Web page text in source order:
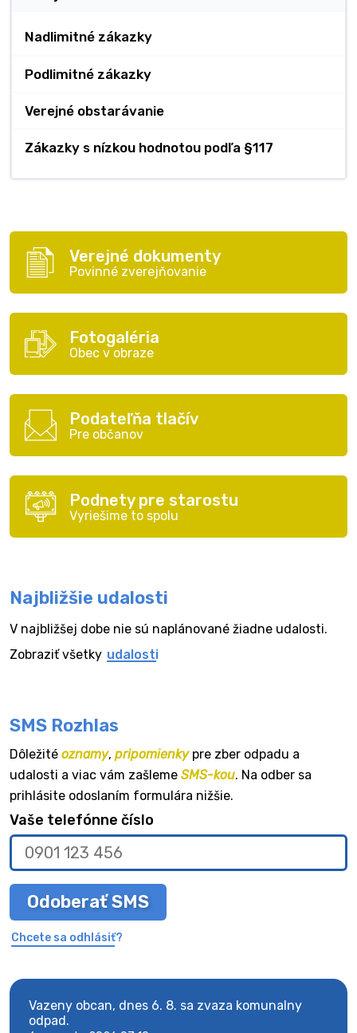
Nadlimitné zákazky
Podlimitné zákazky
Verejné obstarávanie
Zákazky s nízkou hodnotou podľa §117
Verejné dokumenty
Povinné zverejňovanie
Fotogaléria
Obec v obraze
Podateľňa tlačív
Pre občanov
Podnety pre starostu
Vyriešime to spolu
Najbližšie udalosti
V najbližšej dobe nie sú naplánované žiadne udalosti.
Zobraziť všetky udalosti
SMS Rozhlas
Dôležité oznamy, pripomienkypre zber odpadu a
udalosti a viac vám zašleme SMS-kou. Na odber sa
prihlásite odoslaním formulára nižšie.
Vaše telefónne číslo
Odoberať SMS
Chcete sa odhlásiť?
Vazeny obcan, dnes 6. 8. sa zvaza komunalny
odpad.